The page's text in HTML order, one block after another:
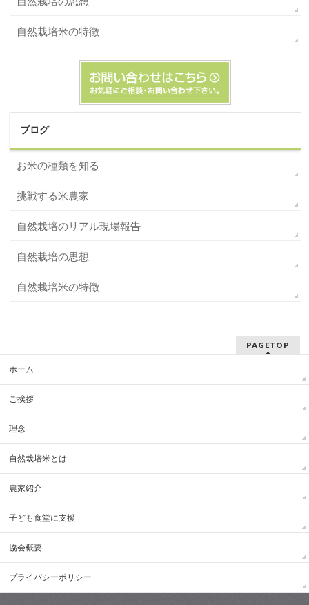
自然栽培米の特徴
ブログ
お米の種類を知る
挑戦する米農家
自然栽培のリアル現場報告
自然栽培の思想
自然栽培米の特徴
PAGETOP
ホーム
ご挨拶
理念
自然栽培米とは
農家紹介
子ども食堂に支援
協会概要
プライバシーポリシー